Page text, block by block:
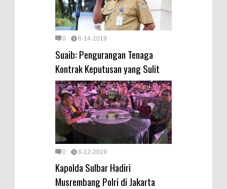
0 6-14-2019
Suaib: Pengurangan Tenaga
Kontrak Keputusan yang Sulit
0 6-12-2019
Kapolda Sulbar Hadiri
Musrembang Polri di Jakarta